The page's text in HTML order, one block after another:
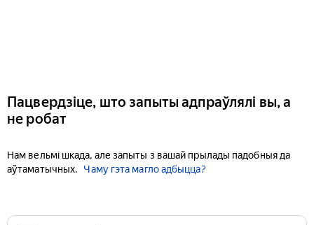
Пацвердзіце, што запыты адпраўлялі вы, а
не робат
Нам вельмі шкада, але запыты з вашай прылады падобныя да
аўтаматычных.
Чаму гэта магло адбыцца?